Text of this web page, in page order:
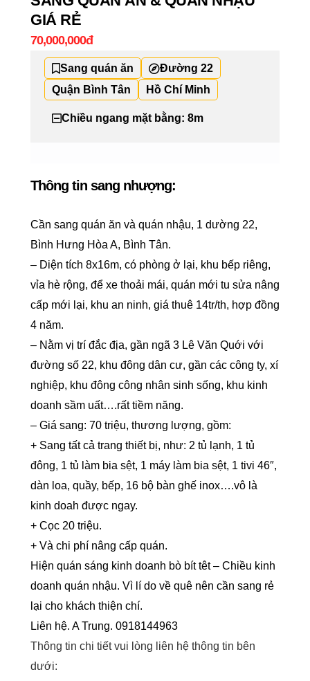
GIÁ RẺ
70,000,000đ
Sang quán ăn
Đường 22
Quận Bình Tân
Hồ Chí Minh
Chiều ngang mặt bằng: 8m
Thông tin sang nhượng:
Cần sang quán ăn và quán nhậu, 1 dường 22,
Bình Hưng Hòa A, Bình Tân.
– Diện tích 8x16m, có phòng ở lại, khu bếp riêng,
vỉa hè rộng, để xe thoải mái, quán mới tu sửa nâng
cấp mới lại, khu an ninh, giá thuê 14tr/th, hợp đồng
4 năm.
– Nằm vị trí đắc địa, gần ngã 3 Lê Văn Quới với
đường số 22, khu đông dân cư, gần các công ty, xí
nghiệp, khu đông công nhân sinh sống, khu kinh
doanh sầm uất….rất tiềm năng.
– Giá sang: 70 triệu, thương lượng, gồm:
+ Sang tất cả trang thiết bị, như: 2 tủ lạnh, 1 tủ
đông, 1 tủ làm bia sệt, 1 máy làm bia sệt, 1 tivi 46″,
dàn loa, quầy, bếp, 16 bộ bàn ghế inox….vô là
kinh doah được ngay.
+ Cọc 20 triệu.
+ Và chi phí nâng cấp quán.
Hiện quán sáng kinh doanh bò bít têt – Chiều kinh
doanh quán nhậu. Vì lí do về quê nên cần sang rẻ
lại cho khách thiện chí.
Liên hệ. A Trung. 0918144963
Thông tin chi tiết vui lòng liên hệ thông tin bên
dưới: